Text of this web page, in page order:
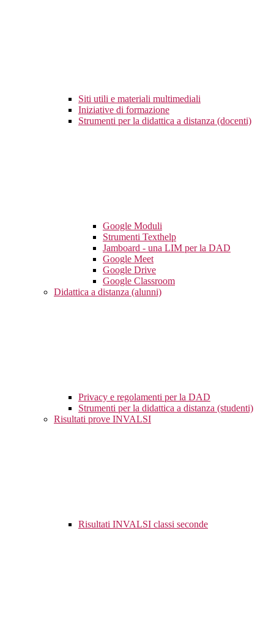
Siti utili e materiali multimediali
Iniziative di formazione
Strumenti per la didattica a distanza (docenti)
Google Moduli
Strumenti Texthelp
Jamboard - una LIM per la DAD
Google Meet
Google Drive
Google Classroom
Didattica a distanza (alunni)
Privacy e regolamenti per la DAD
Strumenti per la didattica a distanza (studenti)
Risultati prove INVALSI
Risultati INVALSI classi seconde